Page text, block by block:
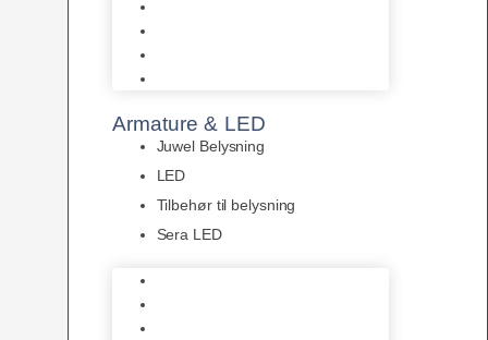
Armature & LED
Juwel Belysning
LED
Tilbehør til belysning
Sera LED